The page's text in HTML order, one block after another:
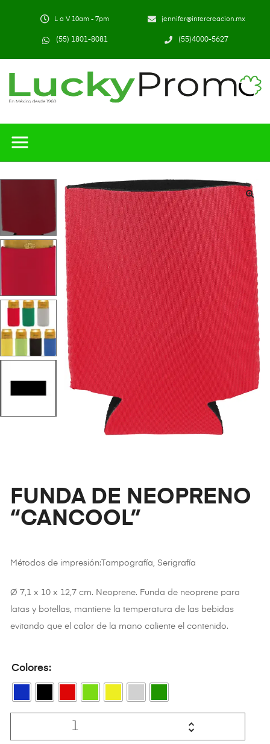
L a V 10am - 7pm jennifer@intercreacion.mx
(55) 1801-8081 (55)4000-5627
FUNDA DE NEOPRENO
“CANCOOL”
Métodos de impresión:Tampografía, Serigrafía
Ø 7,1 x 10 x 12,7 cm. Neoprene. Funda de neoprene para
latas y botellas, mantiene la temperatura de las bebidas
evitando que el calor de la mano caliente el contenido.
Colores